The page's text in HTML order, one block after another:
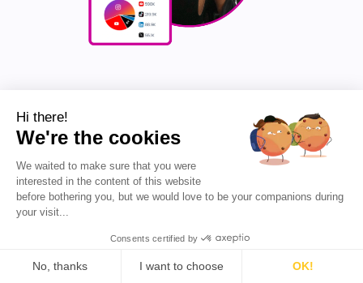
01. Tobias Jost
Tobias Jost, bekannt als „karriereguru“, ist
Karriereexperte und Autor eines SPIEGEL-Bestsellers.
Er bietet praktische Karriereberatung durch
ansprechende Inhalte auf Social-Media-Plattformen,
wobei der Schwerpunkt auf Bewerbungen,
Vorstellungsgesprächen und Personal Branding liegt.
Arbeitssuchende und Arbeitnehmer in Deutschland,
Hi there!
We're the cookies
We waited to make sure that you were
interested in the content of this website
before bothering you, but we would love to be your companions during
your visit...
Consents certified by
No, thanks I want to choose OK!